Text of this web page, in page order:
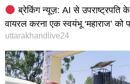
ब्रेकिंग न्यूज़: AI से उपराष्ट्रपति
वायरल करना एक स्वयंभू ‘महाराज’ को
uttarakhandlive24